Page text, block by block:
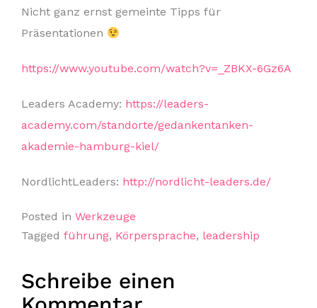
Nicht ganz ernst gemeinte Tipps für
Präsentationen
https://www.youtube.com/watch?v=_ZBKX-6Gz6A
Leaders Academy: https://leaders-
academy.com/standorte/gedankentanken-
akademie-hamburg-kiel/
NordlichtLeaders: http://nordlicht-leaders.de/
Posted in Werkzeuge
Tagged führung, Körpersprache, leadership
Schreibe einen